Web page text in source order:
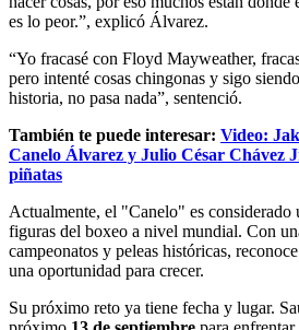
es lo peor.”, explicó Álvarez.
“Yo fracasé con Floyd Mayweather,
pero intenté cosas chingonas y sigo
historia, no pasa nada”, sentenció.
También te puede interesar: Video:
Canelo Álvarez y Julio César Chávez
piñatas
Actualmente, el "Canelo" es considerado
figuras del boxeo a nivel mundial. Con
campeonatos y peleas históricas,
una oportunidad para crecer.
Su próximo reto ya tiene fecha y lugar.